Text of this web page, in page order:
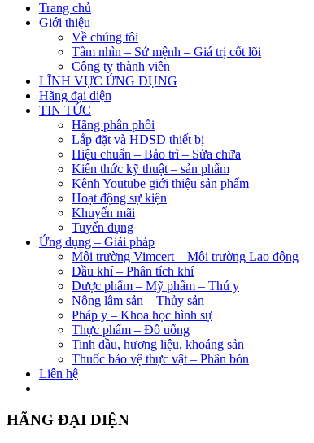
Trang chủ
Giới thiệu
Về chúng tôi
Tầm nhìn – Sứ mệnh – Giá trị cốt lõi
Công ty thành viên
LĨNH VỰC ỨNG DỤNG
Hãng đại diện
TIN TỨC
Hãng phân phối
Lắp đặt và HDSD thiết bị
Hiệu chuẩn – Bảo trì – Sửa chữa
Kiến thức kỹ thuật – sản phẩm
Kênh Youtube giới thiệu sản phẩm
Hoạt động sự kiện
Khuyến mãi
Tuyển dụng
Ứng dụng – Giải pháp
Môi trường Vimcert – Môi trường Lao động
Dầu khí – Phân tích khí
Dược phẩm – Mỹ phẩm – Thú y
Nông lâm sản – Thủy sản
Pháp y – Khoa học hình sự
Thực phẩm – Đồ uống
Tinh dầu, hương liệu, khoáng sản
Thuốc bảo vệ thực vật – Phân bón
Liên hệ
HÃNG ĐẠI DIỆN